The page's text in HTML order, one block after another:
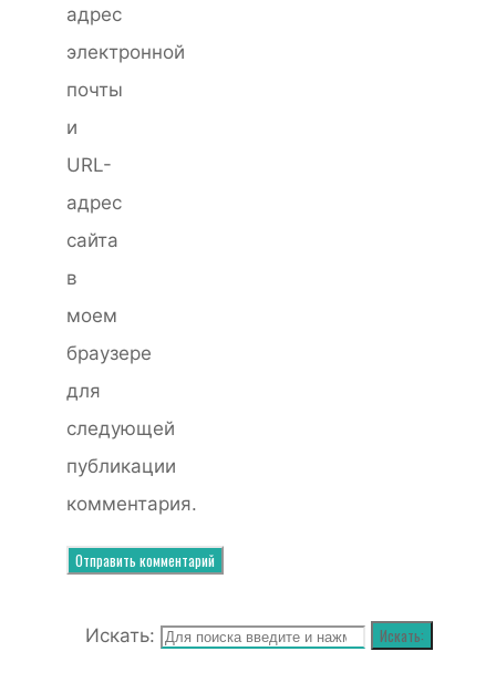
адрес
электронной
почты
и
URL-
адрес
сайта
в
моем
браузере
для
следующей
публикации
комментария.
Искать: Искать: